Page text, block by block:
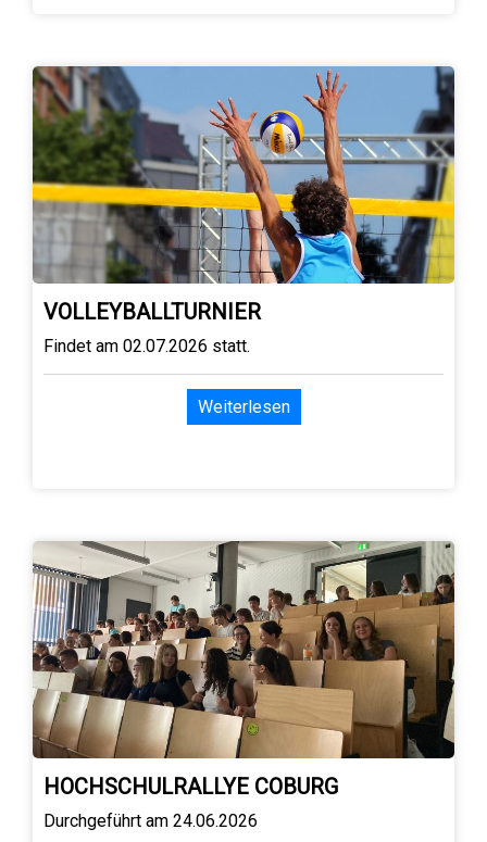
VOLLEYBALLTURNIER
Findet am 02.07.2026 statt.
Weiterlesen
HOCHSCHULRALLYE COBURG
Durchgeführt am 24.06.2026